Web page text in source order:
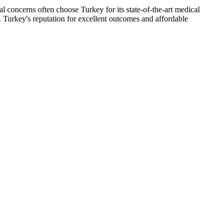
concerns often choose Turkey for its state-of-the-art medical
reputation for excellent outcomes and affordable